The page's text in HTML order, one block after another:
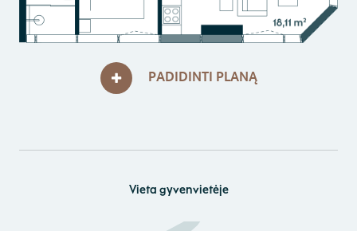
PADIDINTI PLANĄ
Vieta gyvenvietėje